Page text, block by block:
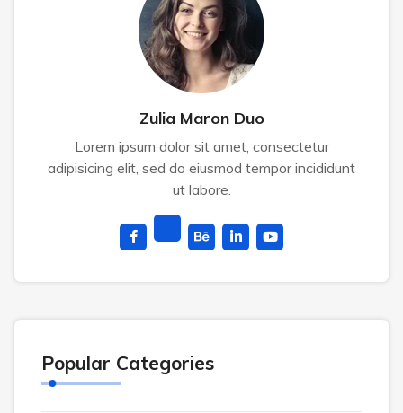
Zulia Maron Duo
Lorem ipsum dolor sit amet, consectetur
adipisicing elit, sed do eiusmod tempor incididunt
ut labore.
Popular Categories